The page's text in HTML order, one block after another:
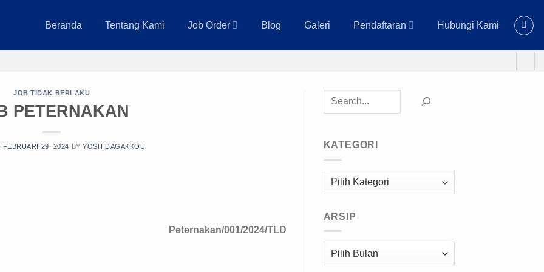
Beranda Tentang Kami Job Order Blog Galeri Pendaftaran Hubungi Kami
JOB TIDAK BERLAKU
PETERNAKAN
FEBRUARI 29, 2024 BYYOSHIDAGAKKOU
Peternakan/001/2024/TLD
Cari
KATEGORI
Kategori
ARSIP
Arsip